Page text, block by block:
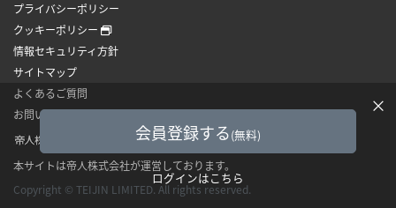
×
会員登録する(無料)
ログインはこちら
プライバシーポリシー
クッキーポリシー
情報セキュリティ方針
サイトマップ
よくあるご質問
お問い合わせ
本サイトは帝人株式会社が運営しております。
Copyright © TEIJIN LIMITED. All rights reserved.